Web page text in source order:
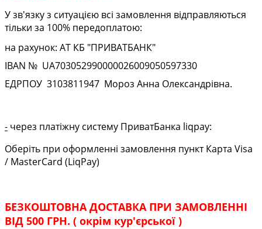
У зв'язку з ситуацією всі замовлення відправляються
тільки за 100% передоплатою:
на рахунок: АТ КБ "ПРИВАТБАНК"
IBAN № UA703052990000026009050597330
ЕДРПОУ 3103811947 Мороз Анна Олександрівна.
- через платіжну систему ПриватБанка liqpay:
Оберіть при оформленні замовлення пункт Карта Visa
/ MasterCard (LiqPay)
БЕЗКОШТОВНА ДОСТАВКА ПРИ ЗАМОВЛЕННІ
ВІД 500 ГРН. ( окрім кур'єрської )